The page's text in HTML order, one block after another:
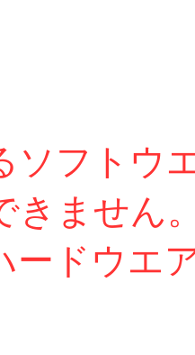
ソフトウ
きません
ードウエ